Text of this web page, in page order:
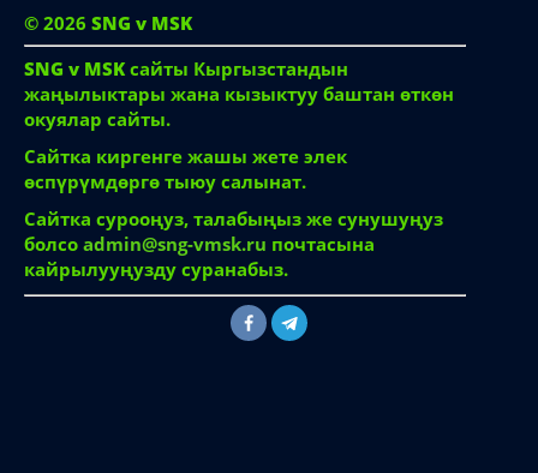
© 2026SNG v MSK
SNG v MSK
сайты Кыргызстандын
жаңылыктары жана кызыктуу баштан өткөн
окуялар сайты.
Сайтка киргенге жашы жете элек
өспүрүмдөргө тыюу салынат.
Сайтка сурооңуз, талабыңыз же сунушуңуз
болсо
admin@sng-vmsk.ru
кайрылууңузду суранабыз.